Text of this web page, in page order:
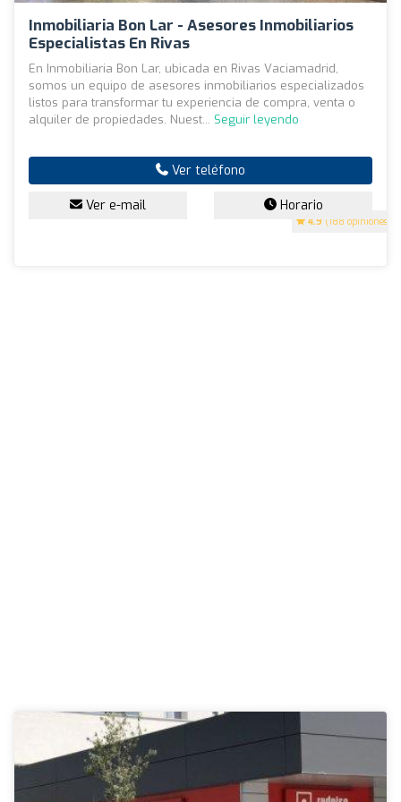
Inmobiliaria Bon Lar - Asesores Inmobiliarios
Especialistas En Rivas
4.9 (188 opiniones)
En Inmobiliaria Bon Lar, ubicada en Rivas Vaciamadrid,
somos un equipo de asesores inmobiliarios especializados
listos para transformar tu experiencia de compra, venta o
alquiler de propiedades. Nuest... Seguir leyendo
Ver teléfono
Ver e-mail Horario